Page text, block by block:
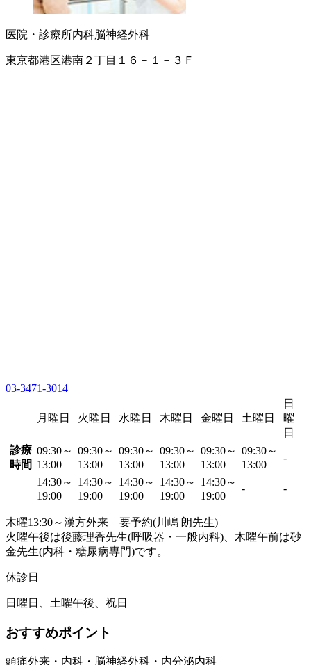
医院・診療所内科脳神経外科
東京都港区港南２丁目１６－１－３Ｆ
03-3471-3014
月曜日 火曜日 水曜日 木曜日 金曜日 土曜日
日
曜
日
診療
時間
09:30～
13:00
09:30～
13:00
09:30～
13:00
09:30～
13:00
09:30～
13:00
09:30～
13:00
-
14:30～
19:00
14:30～
19:00
14:30～
19:00
14:30～
19:00
14:30～
19:00
- -
木曜13:30～漢方外来 要予約(川嶋 朗先生)
火曜午後は後藤理香先生(呼吸器・一般内科)、木曜午前は砂
金先生(内科・糖尿病専門)です。
休診日
日曜日、土曜午後、祝日
おすすめポイント
頭痛外来・内科・脳神経外科・内分泌内科